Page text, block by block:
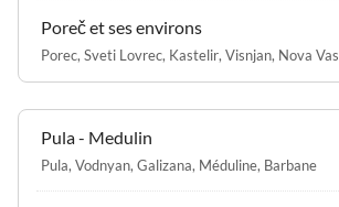
Poreč et ses environs
Porec, Sveti Lovrec, Kastelir, Visnjan, Nova Vas
Pula - Medulin
Pula, Vodnyan, Galizana, Méduline, Barbane